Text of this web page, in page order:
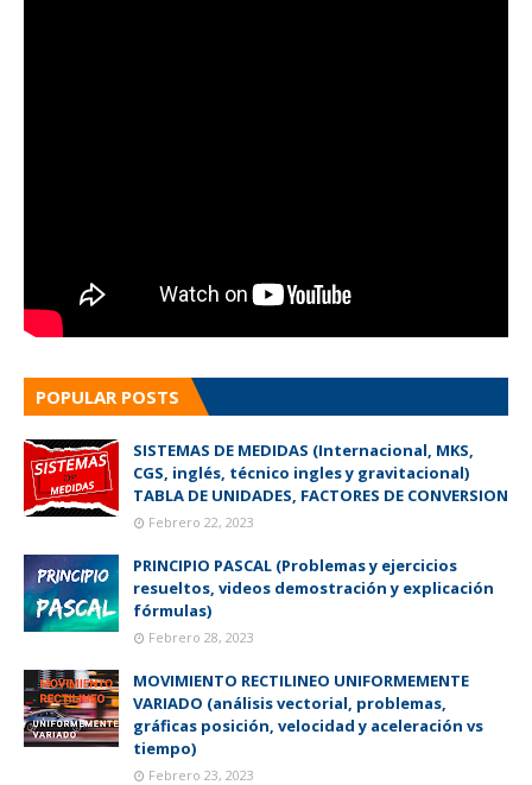
POPULAR POSTS
SISTEMAS DE MEDIDAS (Internacional, MKS,
CGS, inglés, técnico ingles y gravitacional)
TABLA DE UNIDADES, FACTORES DE CONVERSION
Febrero 22, 2023
PRINCIPIO PASCAL (Problemas y ejercicios
resueltos, videos demostración y explicación
fórmulas)
Febrero 28, 2023
MOVIMIENTO RECTILINEO UNIFORMEMENTE
VARIADO (análisis vectorial, problemas,
gráficas posición, velocidad y aceleración vs
tiempo)
Febrero 23, 2023